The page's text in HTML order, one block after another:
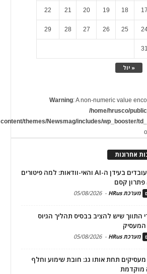
« יול
17
18
19
20
21
22
25
26
27
28
29
31
Warning: A non-numeric value
/home/hrusco/
content/themes/Newsmag/includes/wp_booster/
אחרונות
שימור עובדים בעידן ה-AI והאי-וודאות: למה פיטורים
קסם
מערכת HRus -
05/08/2026
התווך שיש להציב בבסיס תהליך הגיוס
המעסיק
מערכת HRus -
05/08/2026
מעסיקים תחת אותו גג: חובת שימוע וחלף
מוקדמת